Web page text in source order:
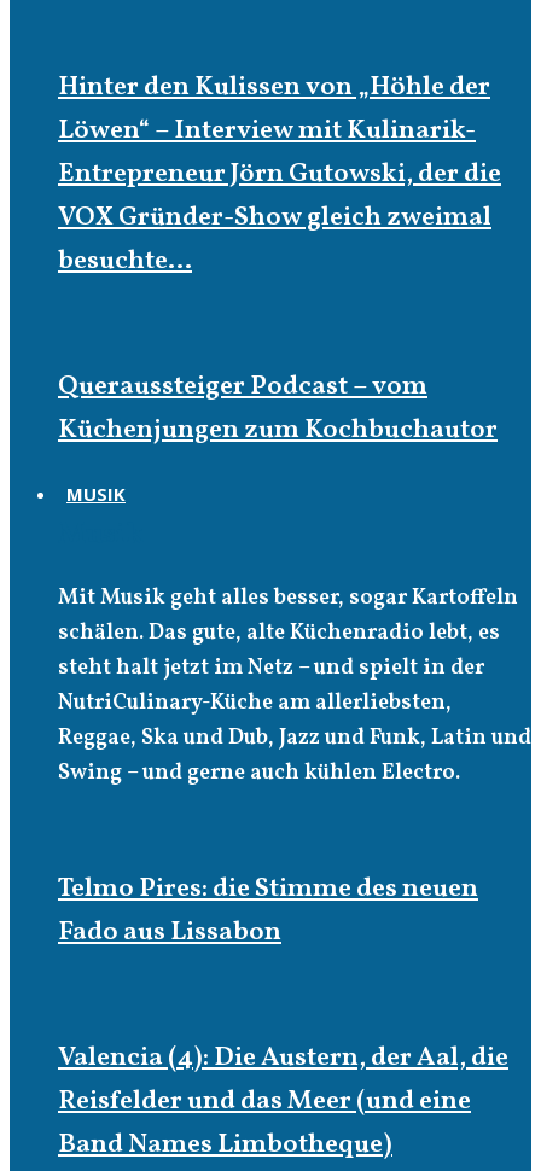
Hinter den Kulissen von „Höhle der
Löwen“ – Interview mit Kulinarik-
Entrepreneur Jörn Gutowski, der die
VOX Gründer-Show gleich zweimal
besuchte…
Queraussteiger Podcast – vom
Küchenjungen zum Kochbuchautor
MUSIK
Mit Musik geht alles besser, sogar Kartoffeln
schälen. Das gute, alte Küchenradio lebt, es
steht halt jetzt im Netz – und spielt in der
NutriCulinary-Küche am allerliebsten,
Reggae, Ska und Dub, Jazz und Funk, Latin und
Swing – und gerne auch kühlen Electro.
Telmo Pires: die Stimme des neuen
Fado aus Lissabon
Valencia (4): Die Austern, der Aal, die
Reisfelder und das Meer (und eine
Band Names Limbotheque)